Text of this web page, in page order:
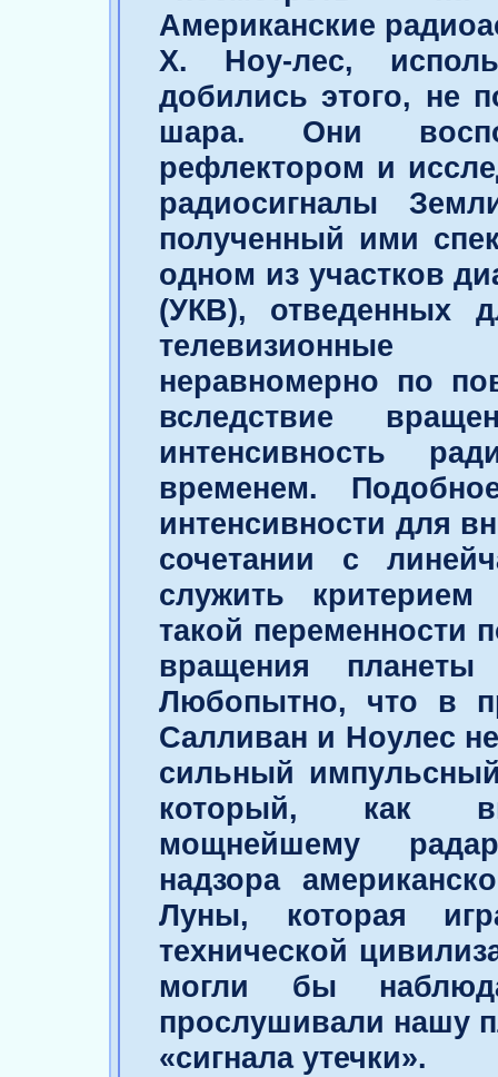
Американские
X. Ноу-лес,
добились этого, не
шара. Они
рефлектором и
радиосигналы
полученный ими
одном из участков
(УКВ), отведенных
телевизионные
неравномерно по
вследствие
интенсивность
временем.
интенсивности для
сочетании с
служить критерием
такой переменности
вращения планеты
Любопытно, что в
Салливан и Ноулес
сильный
который, как
мощнейшему
надзора
Луны, которая
технической
могли бы
прослушивали нашу
«сигнала утечки».